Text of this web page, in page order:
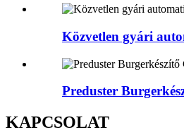
Közvetlen gyári
Preduster
KAPCSOLAT